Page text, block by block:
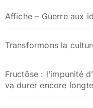
Affiche – Guerre aux
Transformons la
Fructôse : l’impunité
va durer encore